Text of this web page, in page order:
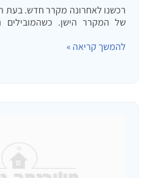
רכשנו לאחרונה מקרר חדש. בעת
של המקרר הישן. כשהמובילים
תוספת מחיר. זה היה מופרך
להמשך קריאה »